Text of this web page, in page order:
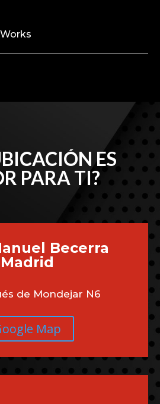
ES
PARA TI?
Becerra
Madrid
de Mondejar N6
Map